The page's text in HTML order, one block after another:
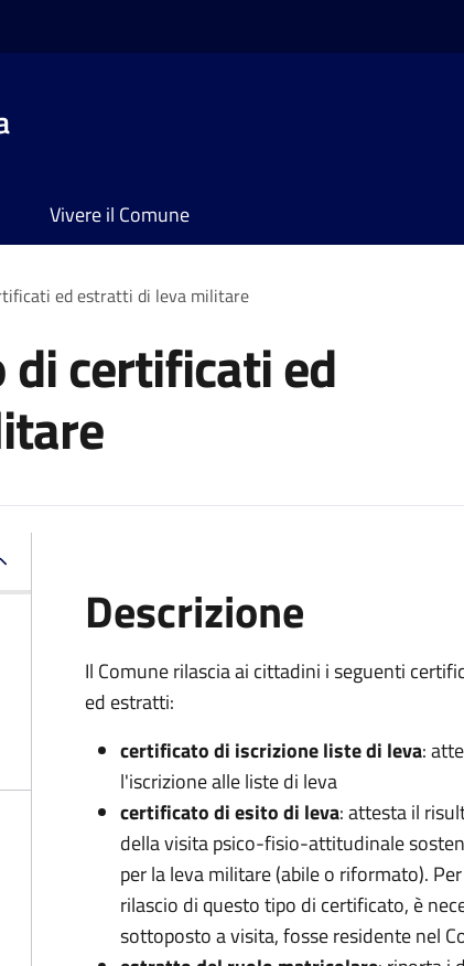
Vivere il Comune
ed estratti di leva militare
di certificati ed
Descrizione
Il Comune rilascia ai cittadini i seguenti
ed estratti:
certificato di iscrizione liste di leva:
l'iscrizione alle liste di leva
certificato di esito di leva: attesta il
della visita psico-fisio-attitudinale
per la leva militare (abile o riformato).
rilascio di questo tipo di certificato, è
sottoposto a visita, fosse residente nel